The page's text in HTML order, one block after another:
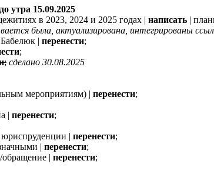
до утра 15.09.2025
в 2023, 2024 и 2025 годах | написать |
была, актуализирована, интегрированы
| перенести;
;
; сделано 30.08.2025
мероприятиям) | перенести;
| перенести;
| перенести;
| перенести;
| перенести;